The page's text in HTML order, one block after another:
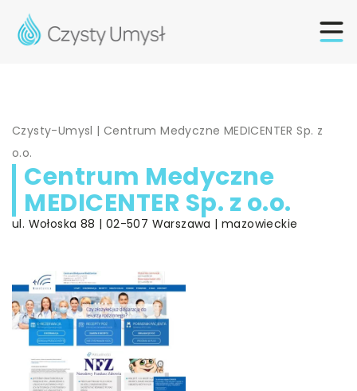
Czysty-Umysl |Centrum Medyczne MEDICENTER Sp. z
o.o.
Centrum Medyczne
MEDICENTER Sp. z o.o.
ul. Wołoska 88 | 02-507 Warszawa | mazowieckie